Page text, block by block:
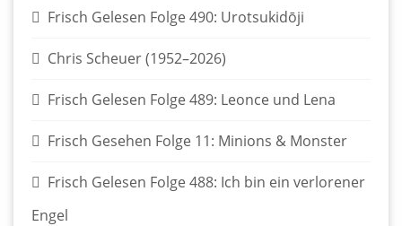
Frisch Gelesen Folge 490: Urotsukidōji
Chris Scheuer (1952–2026)
Frisch Gelesen Folge 489: Leonce und Lena
Frisch Gesehen Folge 11: Minions & Monster
Frisch Gelesen Folge 488: Ich bin ein verlorener
Engel